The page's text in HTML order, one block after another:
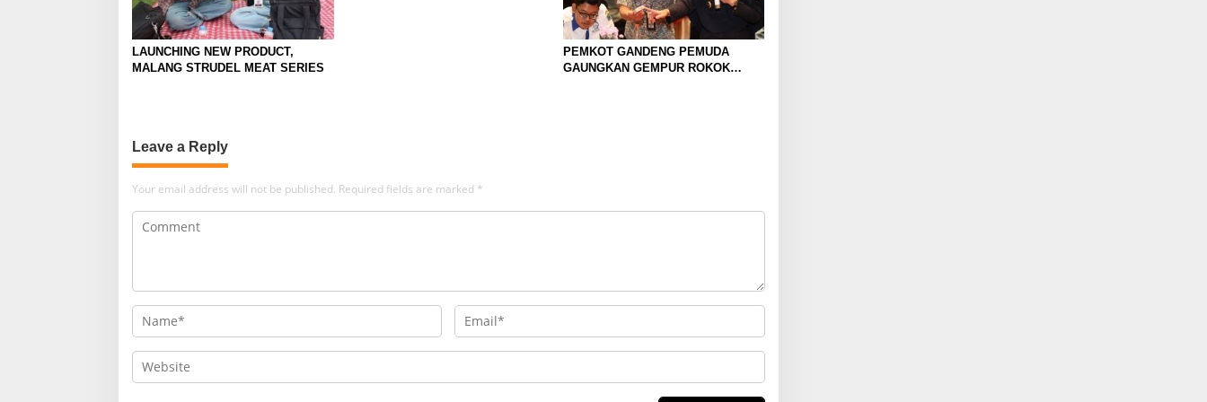
LAUNCHING NEW PRODUCT,
MALANG STRUDEL MEAT SERIES
PEMKOT GANDENG PEMUDA
GAUNGKAN GEMPUR ROKOK
Leave a Reply
Your email address will not be published. Required fields are marked *